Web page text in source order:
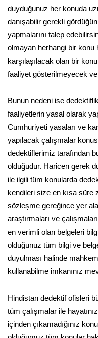
duyduğunuz her konuda
danışabilir gerekli
yapmalarını talep
olmayan herhangi bir konu
karşılaşılacak olan bir
faaliyet gösterilmeyecek
Bunun nedeni ise
faaliyetlerin yasal olarak
Cumhuriyeti yasaları ve
yapılacak çalışmalar
dedektiflerimiz tarafından
olduğudur. Haricen gerek
ile ilgili tüm konularda
kendileri size en kısa süre
sözleşme gereğince yer
araştırmaları ve
en verimli olan belgeleri
olduğunuz tüm bilgi ve
duyulması halinde
kullanabilme imkanınız
Hindistan dedektif ofisleri
tüm çalışmalar ile
içinden çıkamadığınız